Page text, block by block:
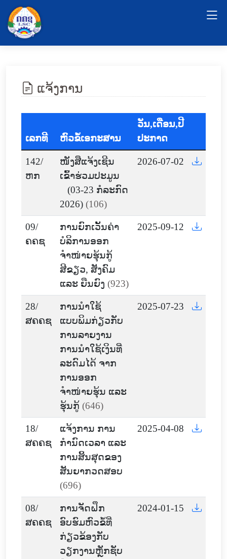
ແຈ້ງການ
ເລກທີ ຫົວຂໍ້ເອກະສານ
ວັນ,ເດືອນ,ປີ
ປະກາດ
142/
ຫກ
ໜັງສືແຈ້ງເຊີນ
ເຂົ້າຮ່ວມປະມູນ
(03-23 ກໍລະກົດ
2026) (106)
2026-07-02
09/
ຄຄຊ
ການຍົກເວັ້ນຄ່າ
ບໍລິການອອກ
ຈຳໜ່າຍຮຸ້ນກູ້
ສີຂຽວ, ສັງຄົມ
ແລະ ຍືນຍົງ (923)
2025-09-12
28/
ສຄຄຊ
ການນຳໃຊ້
ແບບພິມກ່ຽວກັບ
ການລາຍງານ
ການນຳໃຊ້ເງິນທີ່
ລະດົມໄດ້ ຈາກ
ການອອກ
ຈຳໜ່າຍຮຸ້ນ ແລະ
ຮຸ້ນກູ້ (646)
2025-07-23
18/
ສຄຄຊ
ແຈ້ງການ ການ
ກຳນົດເວລາ ແລະ
ການສິ້ນສຸດຂອງ
ສັນຍາກວດສອບ
(696)
2025-04-08
08/
ສຄຄຊ
ການຈັດຝຶກ
ອົບຮົມຫົວຂໍ້ທີ່
ກ່ຽວຂ້ອງກັບ
ວຽກງານຫຼັກຊັບ
2024-01-15